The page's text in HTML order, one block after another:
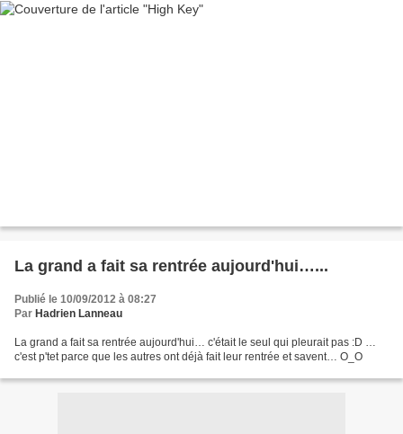
La grand a fait sa rentrée aujourd'hui…...
Publié le 10/09/2012 à 08:27
Par Hadrien Lanneau
La grand a fait sa rentrée aujourd'hui… c'était le seul qui pleurait pas :D …
c'est p'tet parce que les autres ont déjà fait leur rentrée et savent… O_O